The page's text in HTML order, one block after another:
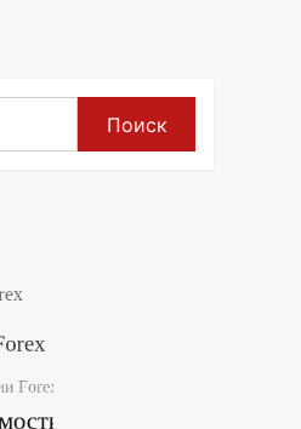
экологическую культуру
нуля: перспективные
инструкция
Поиск